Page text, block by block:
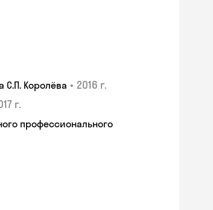
Королёва • 2016 г.
г.
профессионального